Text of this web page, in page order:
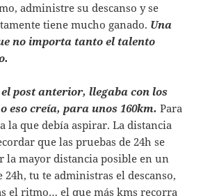
administre su descanso y se
tiene mucho ganado. Una
no importa tanto el talento
el post anterior, llegaba con los
eso creía, para unos 160km.Para
la que debía aspirar. La distancia
que las pruebas de 24h se
la mayor distancia posible en un
tu te administras el descanso,
el ritmo… el que más kms recorra